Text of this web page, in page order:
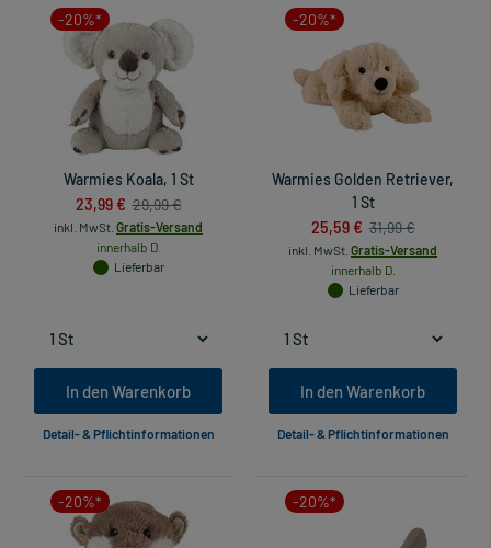
-20%*
Warmies Koala, 1 St
23,99 € 29,99 €
inkl. MwSt. Gratis-Versand
innerhalb D.
Lieferbar
In den Warenkorb
Detail- & Pflichtinformationen
-20%*
Warmies Golden Retriever,
1 St
25,59 € 31,99 €
inkl. MwSt. Gratis-Versand
innerhalb D.
Lieferbar
In den Warenkorb
Detail- & Pflichtinformationen
-20%* -20%*